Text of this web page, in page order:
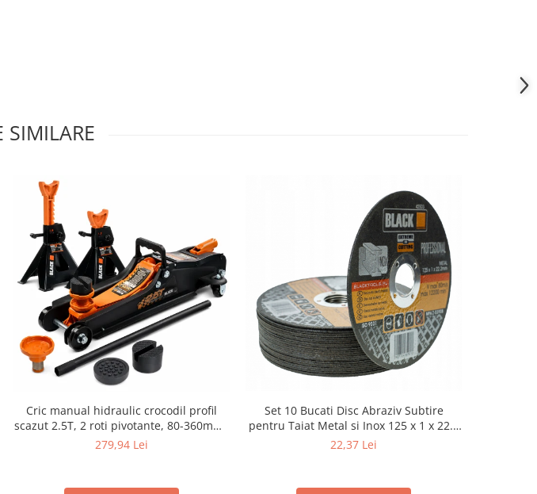
SIMILARE
Cric manual hidraulic crocodil profil
scazut 2.5T, 2 roti pivotante, 80-360mm+
set 2 capre auto pentru sprijin 3T cu pin
279,94 Lei
Set 10 Bucati Disc Abraziv Subtire
pentru Taiat Metal si Inox 125 x 1 x 22.2
mm, Profil Plat Heavy-Duty (Model
22,37 Lei